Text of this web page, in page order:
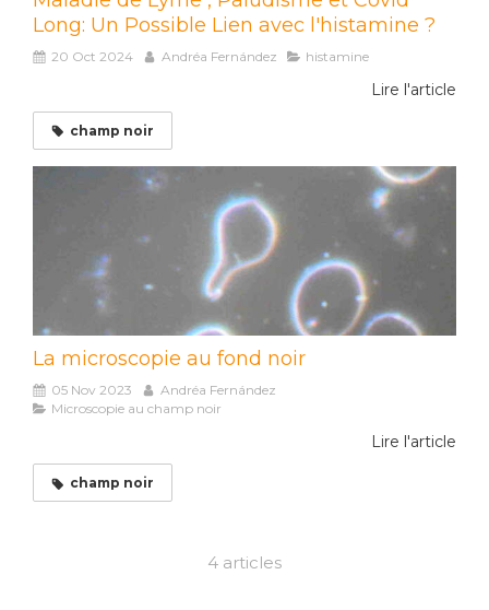
Long: Un Possible Lien avec l'histamine ?
20 Oct 2024 Andréa Fernández histamine
Lire l'article
champ noir
La microscopie au fond noir
05 Nov 2023
Andréa Fernández
Microscopie au champ noir
Lire l'article
champ noir
4 articles